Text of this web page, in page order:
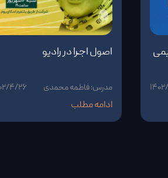
۳۰
اصول اجرا در رادیو
مدرس: فاطمه محمدی ۱۴۰۲/
ادامه مطلب